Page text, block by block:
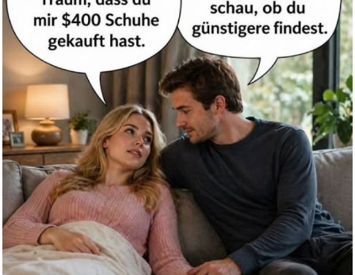
Cosmopolitanism, Identity and ...
Anzeige
Mein Lehrerplaner A4+ -
Hardco...